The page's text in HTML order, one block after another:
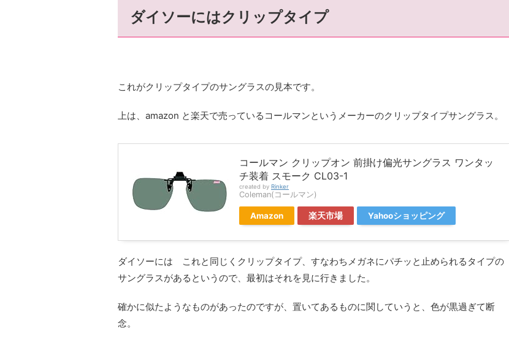
ダイソーにはクリップタイプ
これがクリップタイプのサングラスの見本です。
上は、amazon と楽天で売っているコールマンというメーカーのクリップタイプサングラス。
コールマン クリップオン 前掛け偏光サングラス ワンタッ
チ装着 スモーク CL03-1
created by Rinker
Coleman(コールマン)
Amazon 楽天市場 Yahooショッピング
ダイソーには これと同じくクリップタイプ、すなわちメガネにパチッと止められるタイプの
サングラスがあるというので、最初はそれを見に行きました。
確かに似たようなものがあったのですが、置いてあるものに関していうと、色が黒過ぎて断
念。